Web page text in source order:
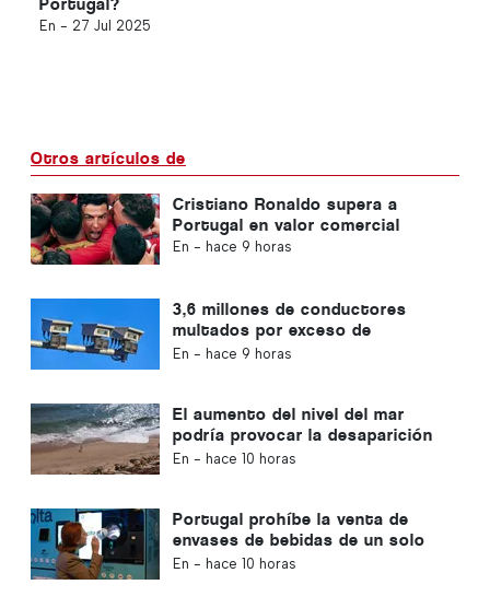
En - 27 Jul 2025
Otros artículos de
Cristiano Ronaldo supera a
Portugal en valor comercial
En - hace 9 horas
3,6 millones de conductores
multados por exceso de
velocidad en Portugal en 10 años
En - hace 9 horas
El aumento del nivel del mar
podría provocar la desaparición
del 40 % de las playas de
En - hace 10 horas
Portugal prohíbe la venta de
envases de bebidas de un solo
uso que no lleven el sello
En - hace 10 horas